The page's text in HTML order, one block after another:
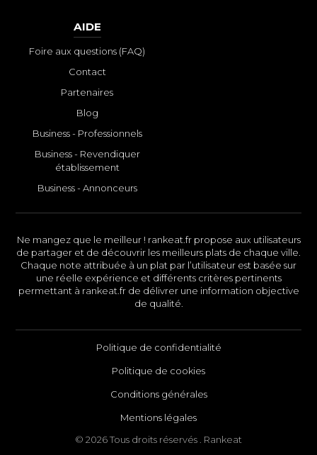
AIDE
Foire aux questions (FAQ)
Contact
Partenaires
Blog
Business - Professionnels
Business - Revendiquer
établissement
Business - Annonceurs
Ne mangez que le meilleur ! rankeat.fr propose aux utilisateurs
de partager et de découvrir les meilleurs plats de chaque ville.
Chaque note attribuée à un plat par l’utilisateur est basée sur
une réelle expérience et différents critères pertinents
permettant à rankeat.fr de délivrer une information objective
de qualité.
Politique de confidentialité
Politique de cookies
Conditions générales
Mentions légales
© 2026 Tous droits réservés . Rankeat